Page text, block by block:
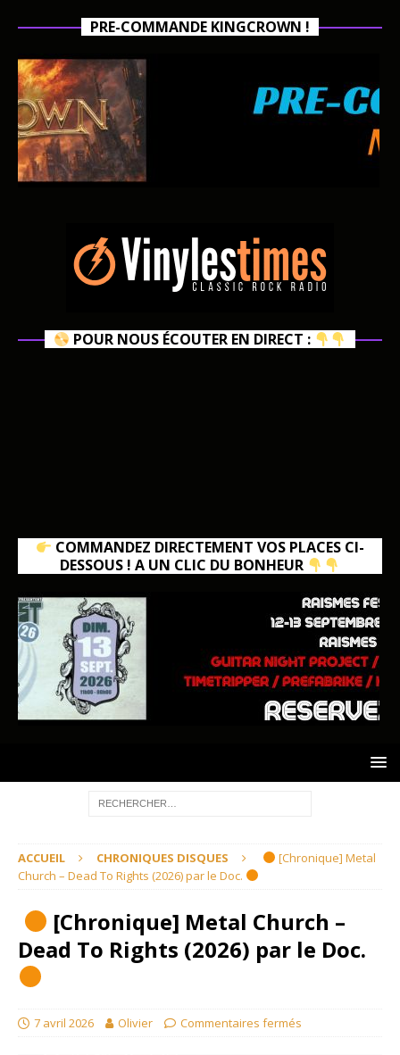
PRE-COMMANDE KINGCROWN !
POUR NOUS ÉCOUTER EN DIRECT :
COMMANDEZ DIRECTEMENT VOS PLACES CI-
DESSOUS ! A UN CLIC DU BONHEUR
ACCUEIL CHRONIQUES DISQUES
[Chronique] Metal
Church – Dead To Rights (2026) par le Doc.
[Chronique] Metal Church –
Dead To Rights (2026) par le Doc.
7 avril 2026 Olivier Commentaires fermés